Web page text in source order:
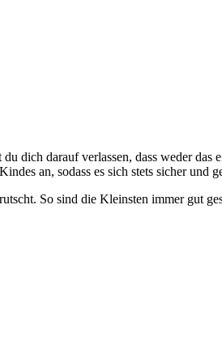
dich darauf verlassen, dass weder das
an, sodass es sich stets sicher und
So sind die Kleinsten immer gut